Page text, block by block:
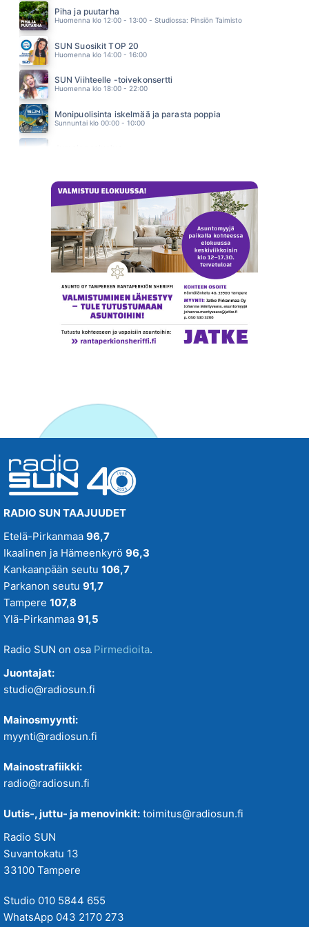
EPPU NORMAALI
15.17
Piha ja puutarha
Huomenna klo 12:00 - 13:00 - Studiossa: Pinsiön Taimisto
SUN Suosikit TOP 20
Huomenna klo 14:00 - 16:00
SUN Viihteelle -toivekonsertti
Huomenna klo 18:00 - 22:00
Monipuolisinta iskelmää ja parasta poppia
Sunnuntai klo 00:00 - 10:00
RADIO SUN TAAJUUDET
Etelä-Pirkanmaa 96,7
Ikaalinen ja Hämeenkyrö 96,3
Kankaanpään seutu 106,7
Parkanon seutu 91,7
Tampere 107,8
Ylä-Pirkanmaa 91,5
Radio SUN on osa Pirmedioita.
Juontajat:
studio@radiosun.fi
Mainosmyynti:
myynti@radiosun.fi
Mainostrafiikki:
radio@radiosun.fi
Uutis-, juttu- ja menovinkit: toimitus@radiosun.fi
Radio SUN
Suvantokatu 13
33100 Tampere
Studio 010 5844 655
WhatsApp 043 2170 273